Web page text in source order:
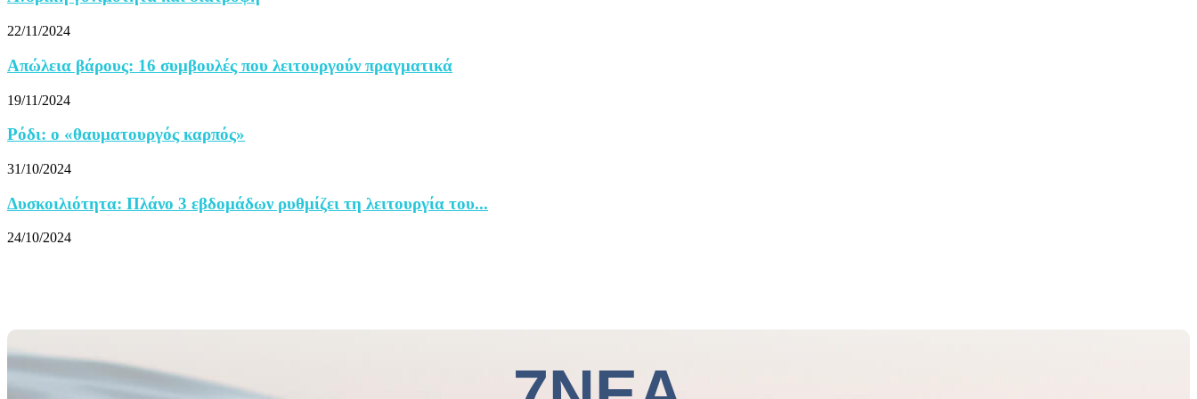
22/11/2024
Απώλεια βάρους: 16 συμβουλές που λειτουργούν πραγματικά
19/11/2024
Ρόδι: ο «θαυματουργός καρπός»
31/10/2024
Δυσκοιλιότητα: Πλάνο 3 εβδομάδων ρυθμίζει τη λειτουργία του...
24/10/2024